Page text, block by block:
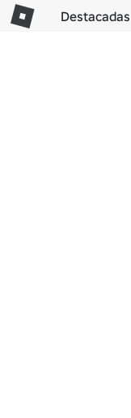
Destacadas